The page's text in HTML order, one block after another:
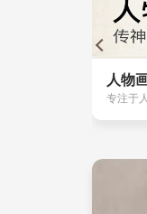
人物
专注于